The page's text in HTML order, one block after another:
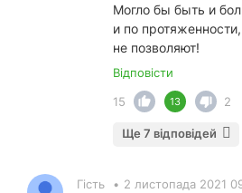
Могло бы быть и
и по
не позволяют!
Відповісти
15
13 2
Ще 7 відповідей
Гість • 2 листопада 2021